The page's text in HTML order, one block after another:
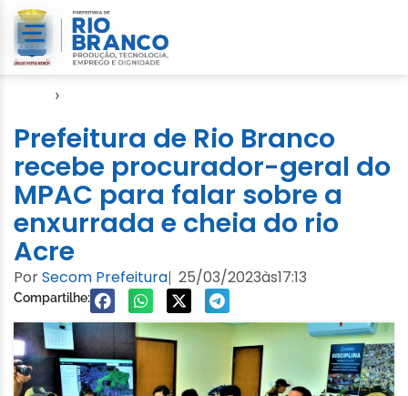
›
Prefeitura de Rio Branco
recebe procurador-geral do
MPAC para falar sobre a
enxurrada e cheia do rio
Acre
PorSecom Prefeitura| 25/03/2023às17:13
Compartilhe: